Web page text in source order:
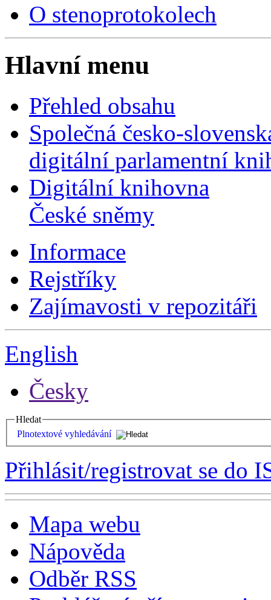
O stenoprotokolech
Hlavní menu
Přehled obsahu
Společná česko-
digitální parlamentní
Digitální knihovna
České sněmy
Informace
Rejstříky
Zajímavosti v repozitáři
English
Česky
Hledat
Plnotextové vyhledávání
Přihlásit/registrovat se do
Mapa webu
Nápověda
Odběr RSS